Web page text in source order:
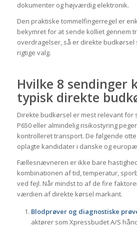
dokumenter og højværdig elektronik.
Den praktiske tommelfingerregel er
bekymret for at sende kolliet gennem
overdragelser, så er direkte budkørsel
rigtige valg.
Hvilke 8 sendinger
typisk direkte
Direkte budkørsel er mest relevant for
P650 eller almindelig risikostyring
kontrolleret transport. De følgende
oplagte kandidater i danske og
Fællesnævneren er ikke bare
kombinationen af tid, temperatur,
ved fejl. Når mindst to af de fire
værdien af direkte kørsel markant.
Blodprøver og diagnostiske
aktører som Xpressbudet A/S